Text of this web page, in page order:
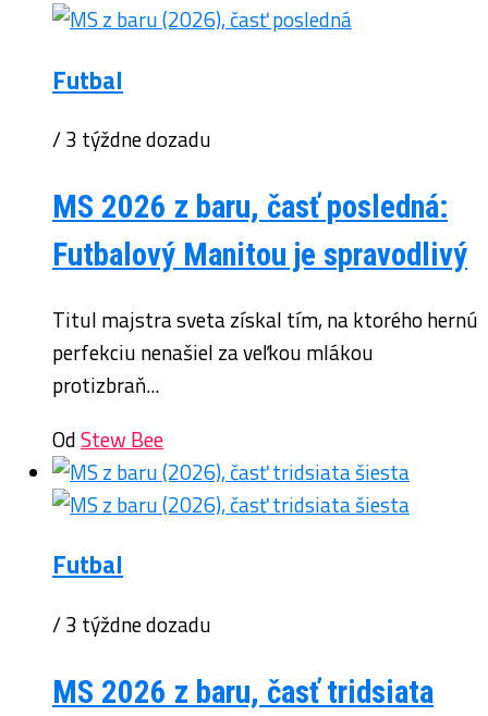
Futbal
/ 3 týždne dozadu
MS 2026 z baru, časť posledná:
Futbalový Manitou je spravodlivý
Titul majstra sveta získal tím, na ktorého hernú
perfekciu nenašiel za veľkou mlákou
protizbraň...
OdStew Bee
Futbal
/ 3 týždne dozadu
MS 2026 z baru, časť tridsiata